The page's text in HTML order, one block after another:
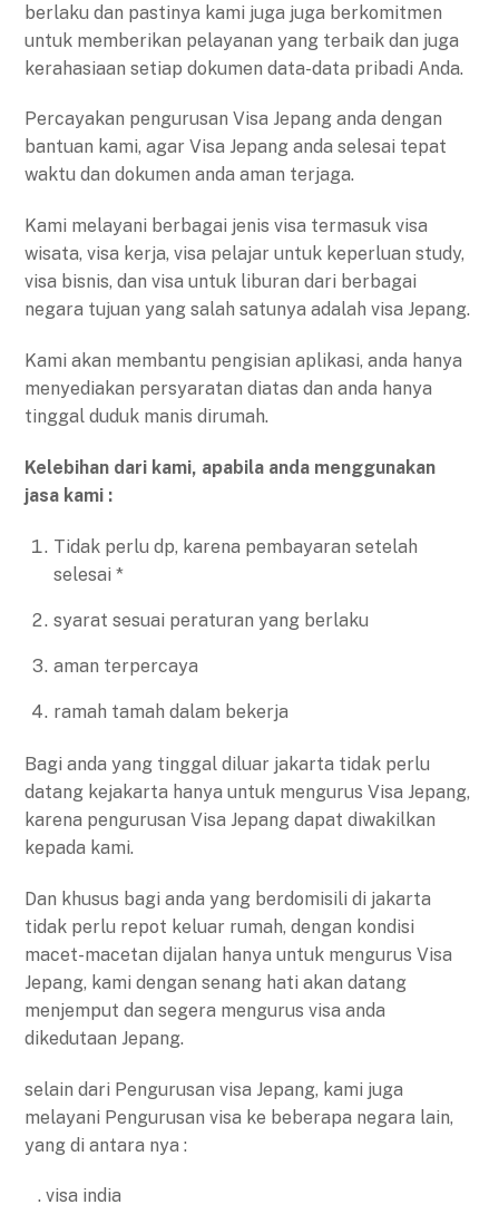
berlaku dan pastinya kami juga juga berkomitmen
untuk memberikan pelayanan yang terbaik dan juga
kerahasiaan setiap dokumen data-data pribadi Anda.
Percayakan pengurusan Visa Jepang anda dengan
bantuan kami, agar Visa Jepang anda selesai tepat
waktu dan dokumen anda aman terjaga.
Kami melayani berbagai jenis visa termasuk visa
wisata, visa kerja, visa pelajar untuk keperluan study,
visa bisnis, dan visa untuk liburan dari berbagai
negara tujuan yang salah satunya adalah visa Jepang.
Kami akan membantu pengisian aplikasi, anda hanya
menyediakan persyaratan diatas dan anda hanya
tinggal duduk manis dirumah.
Kelebihan dari kami, apabila anda menggunakan
jasa kami :
Tidak perlu dp, karena pembayaran setelah
selesai *
syarat sesuai peraturan yang berlaku
aman terpercaya
ramah tamah dalam bekerja
Bagi anda yang tinggal diluar jakarta tidak perlu
datang kejakarta hanya untuk mengurus Visa Jepang,
karena pengurusan Visa Jepang dapat diwakilkan
kepada kami.
Dan khusus bagi anda yang berdomisili di jakarta
tidak perlu repot keluar rumah, dengan kondisi
macet-macetan dijalan hanya untuk mengurus Visa
Jepang, kami dengan senang hati akan datang
menjemput dan segera mengurus visa anda
dikedutaan Jepang.
selain dari Pengurusan visa Jepang, kami juga
melayani Pengurusan visa ke beberapa negara lain,
yang di antara nya :
. visa india